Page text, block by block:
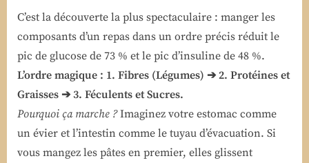
C’est la découverte la plus spectaculaire : manger les
composants d’un repas dans un ordre précis réduit le
pic de glucose de 73 % et le pic d’insuline de 48 %.
L’ordre magique : 1. Fibres (Légumes) ➔ 2. Protéines et
Graisses ➔ 3. Féculents et Sucres.
Pourquoi ça marche ?Imaginez votre estomac comme
un évier et l’intestin comme le tuyau d’évacuation. Si
vous mangez les pâtes en premier, elles glissent